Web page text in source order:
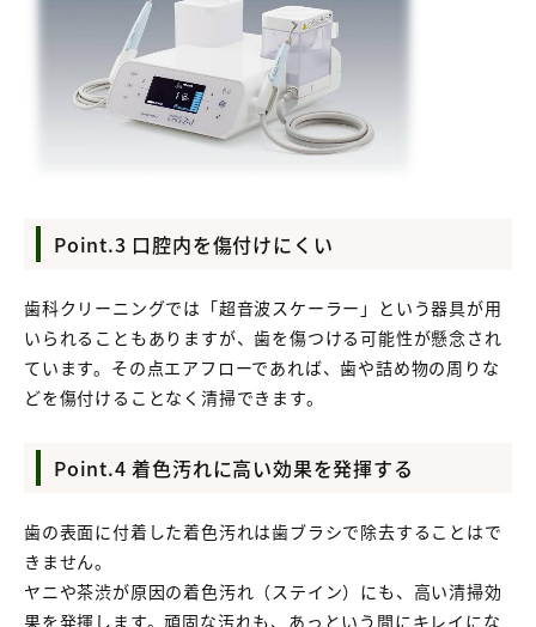
Point.3 口腔内を傷付けにくい
歯科クリーニングでは「超音波スケーラー」という器具が用
いられることもありますが、歯を傷つける可能性が懸念され
ています。その点エアフローであれば、歯や詰め物の周りな
どを傷付けることなく清掃できます。
Point.4 着色汚れに高い効果を発揮する
歯の表面に付着した着色汚れは歯ブラシで除去することはで
きません。
ヤニや茶渋が原因の着色汚れ（ステイン）にも、高い清掃効
果を発揮します。頑固な汚れも、あっという間にキレイにな